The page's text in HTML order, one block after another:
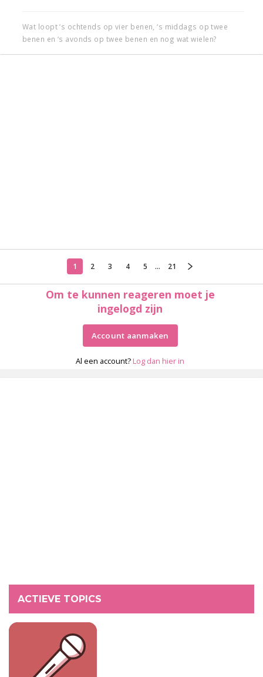
Wat loopt ‘s ochtends op vier benen, ‘s middags op twee
benen en ‘s avonds op twee benen en nog wat wielen?
1 2 3 4 5 ... 21
Om te kunnen reageren moet je
ingelogd zijn
Account aanmaken
Al een account? Log dan hier in
ACTIEVE TOPICS